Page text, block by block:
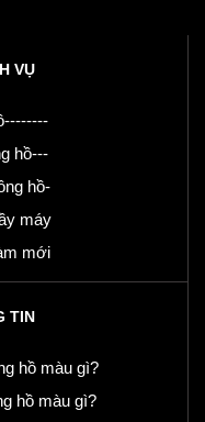
VỤ
hồ---
hồ-
máy
mới
TIN
hồ màu gì?
hồ màu gì?